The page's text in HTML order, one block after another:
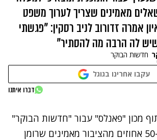
מאמינים שצריך לערוך משפט
אמרה זדורוב לניב רסקין: "פגשתי
לה הרבה מה להסתיר"
חדשות הבוקר
עקבו אחרינו בגוגל
נתקלנו בבעיה
דברו איתנו
מכון "פאנלס" עבור "חדשות הבוקר"
מצא כי למעלה מ-50 אחוזים מהציבור מאמינים שרומן